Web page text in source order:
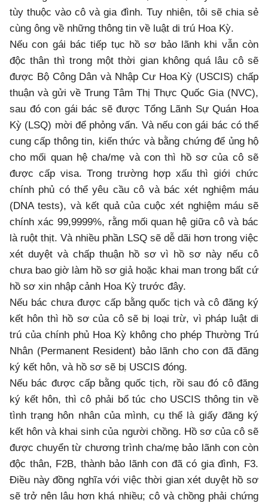
tùy thuộc vào cô và gia đình. Tuy nhiên, tôi sẽ chia sẻ
cùng ông về những thông tin về luật di trú Hoa Kỳ.
Nếu con gái bác tiếp tục hồ sơ bảo lãnh khi vẫn còn
độc thân thì trong một thời gian không quá lâu cô sẽ
được Bộ Công Dân và Nhập Cư Hoa Kỳ (USCIS) chấp
thuận và gửi về Trung Tâm Thị Thực Quốc Gia (NVC),
sau đó con gái bác sẽ được Tổng Lãnh Sự Quán Hoa
Kỳ (LSQ) mời để phỏng vấn. Và nếu con gái bác có thể
cung cấp thông tin, kiến thức và bằng chứng để ủng hộ
cho mối quan hệ cha/mẹ và con thì hồ sơ của cô sẽ
được cấp visa. Trong trường hợp xấu thì giới chức
chính phủ có thể yêu cầu cô và bác xét nghiệm máu
(DNA tests), và kết quả của cuộc xét nghiệm máu sẽ
chính xác 99,9999%, rằng mối quan hệ giữa cô và bác
là ruột thịt. Và nhiều phần LSQ sẽ dễ dãi hơn trong việc
xét duyệt và chấp thuận hồ sơ vì hồ sơ này nếu cô
chưa bao giờ làm hồ sơ giả hoặc khai man trong bất cứ
hồ sơ xin nhập cảnh Hoa Kỳ trước đây.
Nếu bác chưa được cấp bằng quốc tịch và cô đăng ký
kết hôn thì hồ sơ của cô sẽ bị loại trừ, vì pháp luật di
trú của chính phủ Hoa Kỳ không cho phép Thường Trú
Nhân (Permanent Resident) bảo lãnh cho con đã đăng
ký kết hôn, và hồ sơ sẽ bị USCIS đóng.
Nếu bác được cấp bằng quốc tịch, rồi sau đó cô đăng
ký kết hôn, thì cô phải bổ túc cho USCIS thông tin về
tình trạng hôn nhân của mình, cụ thể là giấy đăng ký
kết hôn và khai sinh của người chồng. Hồ sơ của cô sẽ
được chuyển từ chương trình cha/mẹ bảo lãnh con còn
độc thân, F2B, thành bảo lãnh con đã có gia đình, F3.
Điều này đồng nghĩa với việc thời gian xét duyệt hồ sơ
sẽ trở nên lâu hơn khá nhiều; cô và chồng phải chứng